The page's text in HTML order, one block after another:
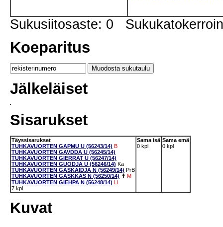
Sukusiitosaste: 0
Koeparitus
Jälkeläiset
Sisarukset
Täyssisarukset
TUHKAVUORTEN GAPMU U (56243/14) B
TUHKAVUORTEN GAVDDA U (56245/14)
TUHKAVUORTEN GIERRAT U (56247/14)
TUHKAVUORTEN GUODJA U (56246/14) Ka
TUHKAVUORTEN GASKAIDJA N (56249/14) PrB
TUHKAVUORTEN GASKKAS N (56250/14) ✝ M
TUHKAVUORTEN GIEHPA N (56248/14) Li
7 kpl
Sama isä
0 kpl
Sama emä
0 kpl
Kuvat